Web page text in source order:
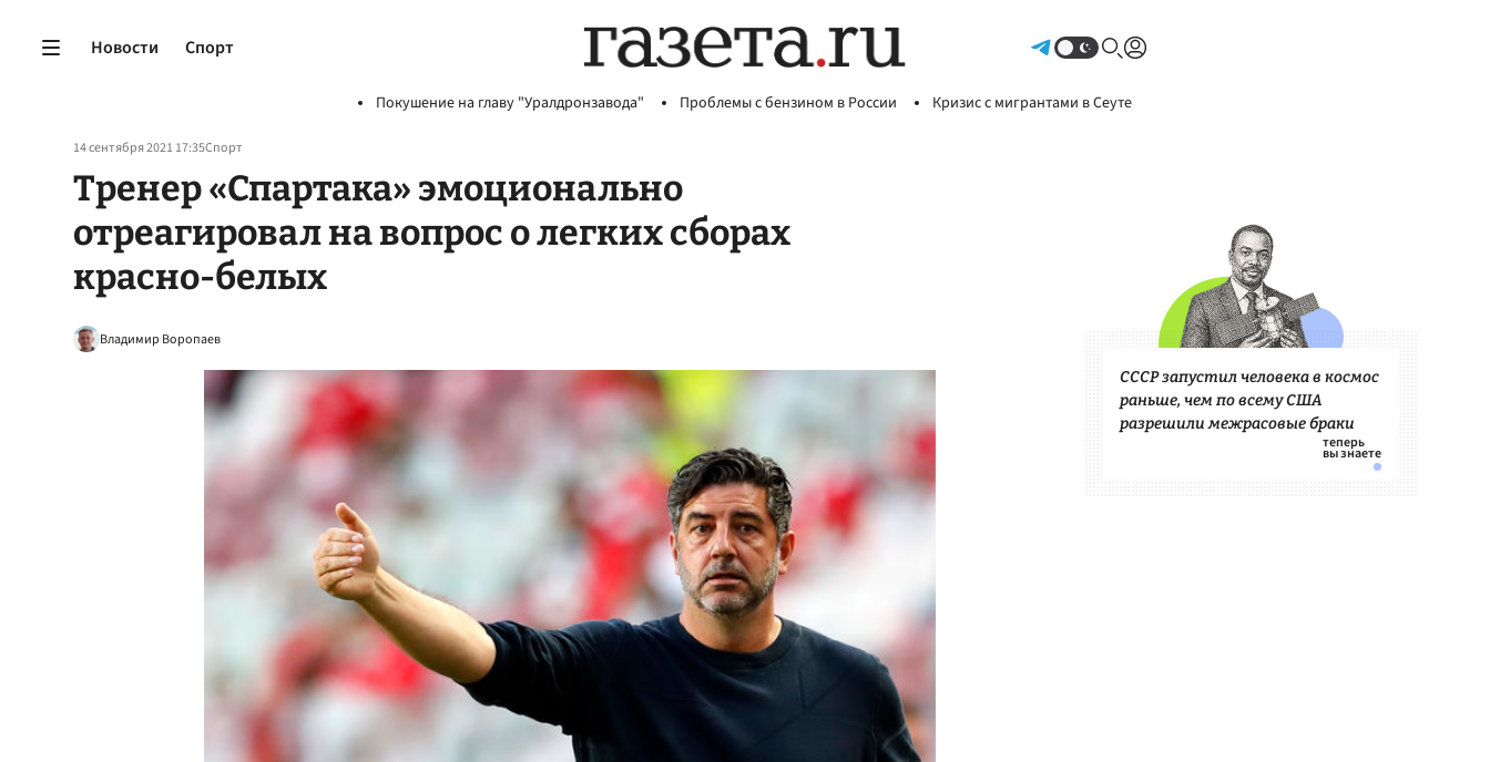
Новости Спорт
Покушение на главу "Уралдронзавода" Проблемы с бензином в России Кризис с мигрантами в Сеуте
14 сентября 2021 17:35Спорт
Тренер «Спартака» эмоционально
отреагировал на вопрос о легких сборах
красно-белых
Владимир Воропаев
СССР запустил человека в космос
раньше, чем по всему США
разрешили межрасовые браки